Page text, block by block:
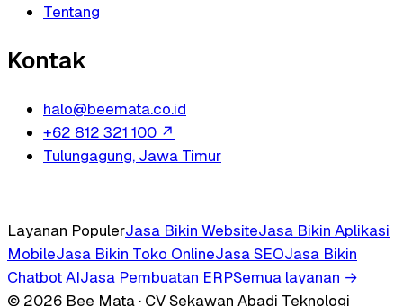
Tentang
Kontak
halo@beemata.co.id
+62 812 321 100 ↗
Tulungagung, Jawa Timur
Layanan PopulerJasa Bikin WebsiteJasa Bikin Aplikasi
MobileJasa Bikin Toko OnlineJasa SEOJasa Bikin
Chatbot AIJasa Pembuatan ERPSemua layanan →
© 2026 Bee Mata · CV Sekawan Abadi Teknologi